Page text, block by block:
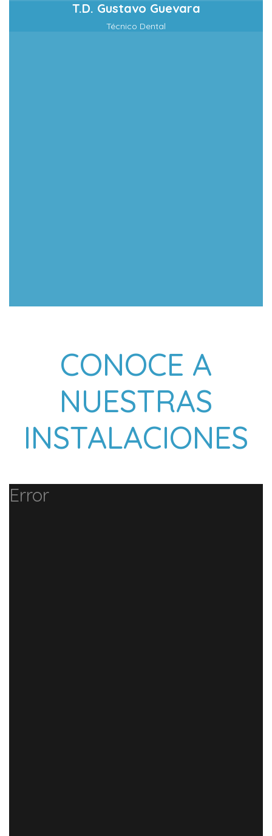
T.D. Gustavo Guevara
Técnico Dental
CONOCE A
NUESTRAS
INSTALACIONES
Error